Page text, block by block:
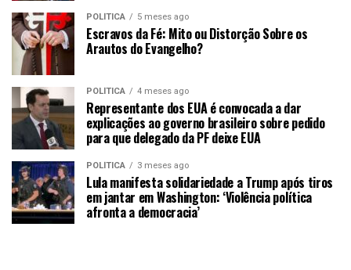
POLÍTICA 5 meses ago
Escravos da Fé: Mito ou Distorção Sobre os
Arautos do Evangelho?
POLÍTICA 4 meses ago
Representante dos EUA é convocada a dar
explicações ao governo brasileiro sobre pedido
para que delegado da PF deixe EUA
POLÍTICA 3 meses ago
Lula manifesta solidariedade a Trump após tiros
em jantar em Washington: ‘Violência política
afronta a democracia’